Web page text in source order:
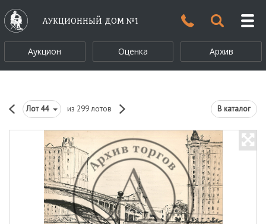
АУКЦИОННЫЙ ДОМ №1
Аукцион Оценка Архив
Лот44 из 299 лотов В каталог